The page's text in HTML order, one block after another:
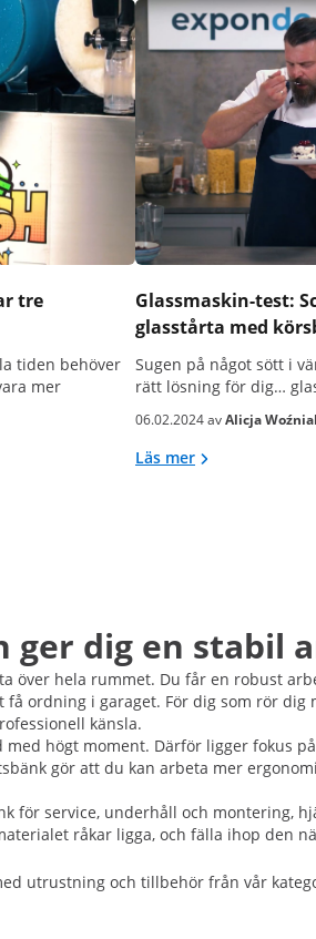
tre
tiden behöver
mer
Glassmaskin-test:
glasstårta med
Sugen på något sött i
rätt lösning för dig…
06.02.2024 avAlicja
Läs mer
dig en stabil
hela rummet. Du får en robust
ordning i garaget. För dig som rör
känsla.
högt moment. Därför ligger fokus
gör att du kan arbeta mer
service, underhåll och montering,
råkar ligga, och fälla ihop den
utrustning och tillbehör från vår